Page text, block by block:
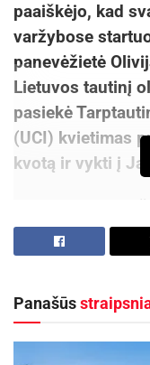
paaiškėjo, kad
varžybose
panevėžietė
Lietuvos tautinį
pasiekė
(UCI) kvietimas
kvotą ir vykti į
22 metų O.
dviračių treko
(omniume).
„Sunku rasti
parašyti visą
svarbiausią
Panašūs